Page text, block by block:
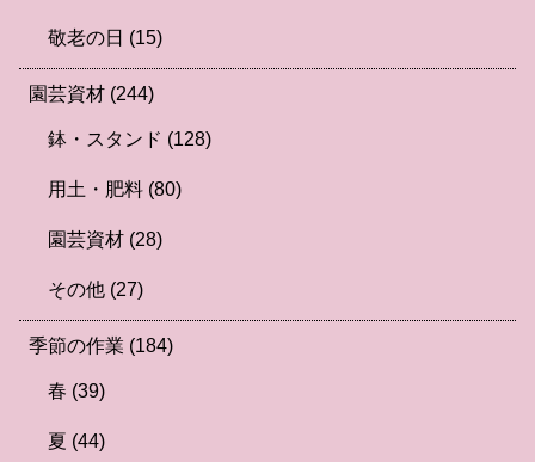
敬老の日 (15)
園芸資材 (244)
鉢・スタンド (128)
用土・肥料 (80)
園芸資材 (28)
その他 (27)
季節の作業 (184)
春 (39)
夏 (44)